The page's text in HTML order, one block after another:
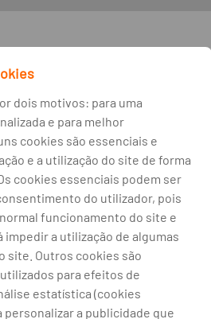
dois motivos: para uma
e para melhor
cookies são essenciais e
e a utilização do site de forma
cookies essenciais podem ser
do utilizador, pois
funcionamento do site e
a utilização de algumas
site. Outros cookies são
para efeitos de
estatística (cookies
personalizar a publicidade que